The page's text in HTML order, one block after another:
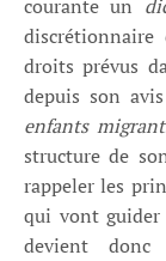
courante un
discrétionnaire
droits prévus
depuis son
enfants
structure de
rappeler les
qui vont
devient